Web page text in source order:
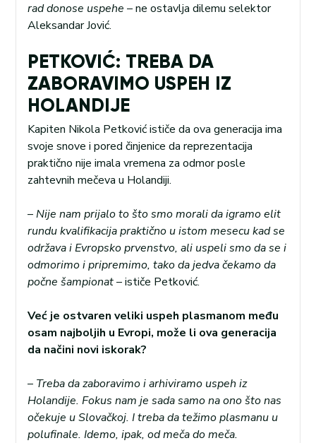
rad donose uspehe – ne ostavlja dilemu selektor
Aleksandar Jović.
PETKOVIĆ: TREBA DA
ZABORAVIMO USPEH IZ
HOLANDIJE
Kapiten Nikola Petković ističe da ova generacija ima
svoje snove i pored činjenice da reprezentacija
praktično nije imala vremena za odmor posle
zahtevnih mečeva u Holandiji.
–Nije nam prijalo to što smo morali da igramo elit
rundu kvalifikacija praktično u istom mesecu kad se
održava i Evropsko prvenstvo, ali uspeli smo da se i
odmorimo i pripremimo, tako da jedva čekamo da
počne šampionat– ističe Petković.
Već je ostvaren veliki uspeh plasmanom među
osam najboljih u Evropi, može li ova generacija
da načini novi iskorak?
– Treba da zaboravimo i arhiviramo uspeh iz
Holandije. Fokus nam je sada samo na ono što nas
očekuje u Slovačkoj. I treba da težimo plasmanu u
polufinale. Idemo, ipak, od meča do meča.